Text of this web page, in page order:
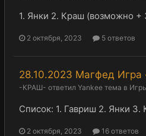
1. Янки 2. Краш (возможно +
2 октября, 2023 5 ответов
28.10.2023 Магфед
-КРАШ- ответил Yankee тема в
Список: 1. Гавриш 2. Янки 3.
2 октября, 2023 16 ответов